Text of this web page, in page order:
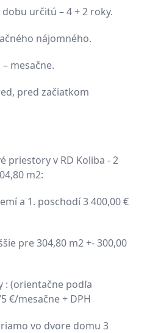
určitú – 4 + 2 roky.
nájomného.
mesačne.
pred začiatkom
priestory v RD Koliba - 2
m2:
a 1. poschodí 3 400,00 €
pre 304,80 m2 +- 300,00
: (orientačne podľa
€/mesačne + DPH
vo dvore domu 3